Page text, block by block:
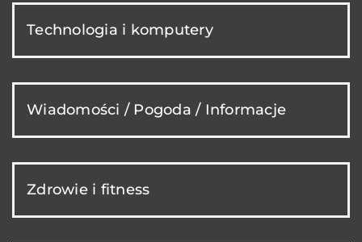
Technologia i komputery
Wiadomości / Pogoda / Informacje
Zdrowie i fitness